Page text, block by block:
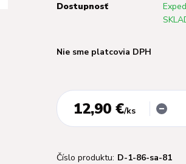
Dostupnosť
Nie sme platcovia DPH
12,90 €/ks
Číslo produktu: D-1-86-sa-81